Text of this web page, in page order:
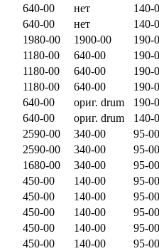
640-00 нет
140-
640-00 нет
140-
1980-00 1900-00
190-
1180-00 640-00
190-
1180-00 640-00
190-
1180-00 640-00
190-
640-00 ориг. drum
190-
640-00 ориг. drum
140-
2590-00 340-00
95-00
2590-00 340-00
95-00
1680-00 340-00
95-00
450-00 140-00 95-00
450-00 140-00 95-00
450-00 140-00 95-00
450-00 140-00 95-00
450-00 140-00 95-00